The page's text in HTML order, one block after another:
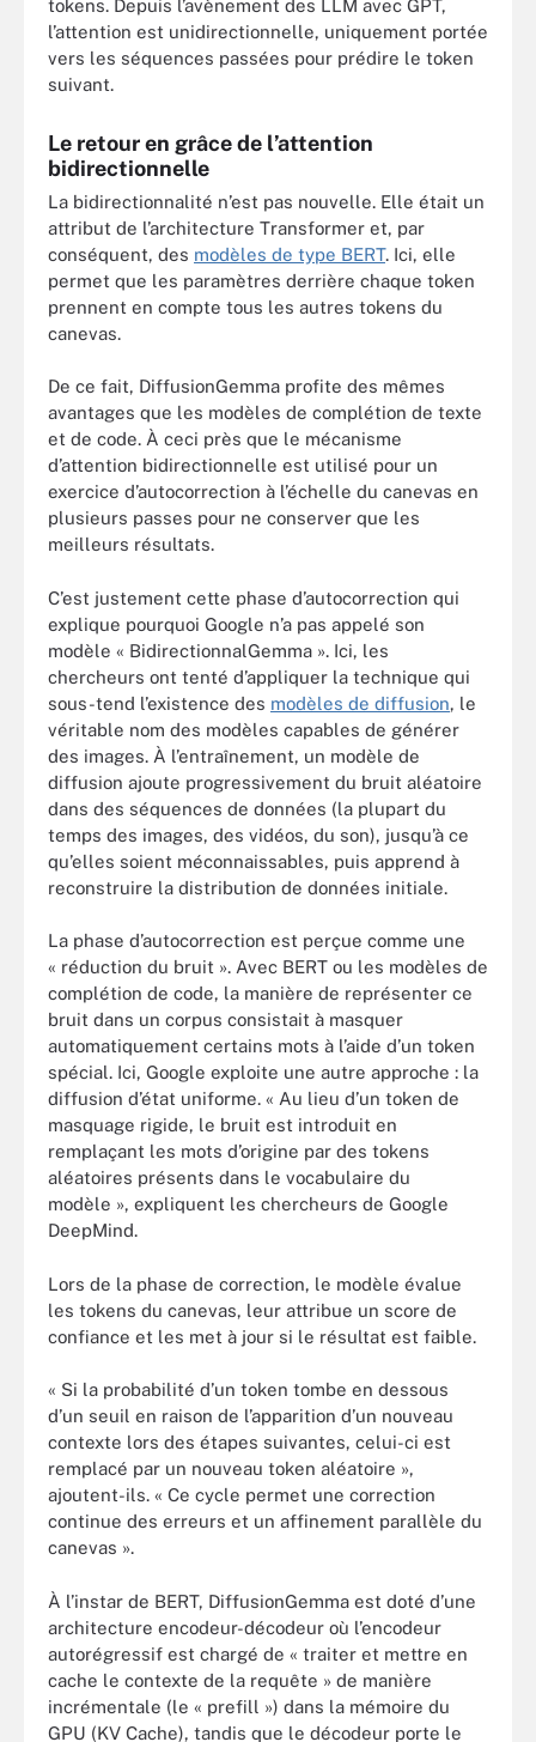
tokens. Depuis l’avènement des LLM avec GPT,
l’attention est unidirectionnelle, uniquement portée
vers les séquences passées pour prédire le token
suivant.
Le retour en grâce de l’attention
bidirectionnelle
La bidirectionnalité n’est pas nouvelle. Elle était un
attribut de l’architecture Transformer et, par
conséquent, des modèles de type BERT. Ici, elle
permet que les paramètres derrière chaque token
prennent en compte tous les autres tokens du
canevas.
De ce fait, DiffusionGemma profite des mêmes
avantages que les modèles de complétion de texte
et de code. À ceci près que le mécanisme
d’attention bidirectionnelle est utilisé pour un
exercice d’autocorrection à l’échelle du canevas en
plusieurs passes pour ne conserver que les
meilleurs résultats.
C’est justement cette phase d’autocorrection qui
explique pourquoi Google n’a pas appelé son
modèle « BidirectionnalGemma ». Ici, les
chercheurs ont tenté d’appliquer la technique qui
sous-tend l’existence des modèles de diffusion, le
véritable nom des modèles capables de générer
des images. À l’entraînement, un modèle de
diffusion ajoute progressivement du bruit aléatoire
dans des séquences de données (la plupart du
temps des images, des vidéos, du son), jusqu’à ce
qu’elles soient méconnaissables, puis apprend à
reconstruire la distribution de données initiale.
La phase d’autocorrection est perçue comme une
« réduction du bruit ». Avec BERT ou les modèles de
complétion de code, la manière de représenter ce
bruit dans un corpus consistait à masquer
automatiquement certains mots à l’aide d’un token
spécial. Ici, Google exploite une autre approche : la
diffusion d’état uniforme. « Au lieu d’un token de
masquage rigide, le bruit est introduit en
remplaçant les mots d’origine par des tokens
aléatoires présents dans le vocabulaire du
modèle », expliquent les chercheurs de Google
DeepMind.
Lors de la phase de correction, le modèle évalue
les tokens du canevas, leur attribue un score de
confiance et les met à jour si le résultat est faible.
« Si la probabilité d’un token tombe en dessous
d’un seuil en raison de l’apparition d’un nouveau
contexte lors des étapes suivantes, celui-ci est
remplacé par un nouveau token aléatoire »,
ajoutent-ils. « Ce cycle permet une correction
continue des erreurs et un affinement parallèle du
canevas ».
À l’instar de BERT, DiffusionGemma est doté d’une
architecture encodeur-décodeur où l’encodeur
autorégressif est chargé de « traiter et mettre en
cache le contexte de la requête » de manière
incrémentale (le « prefill ») dans la mémoire du
GPU (KV Cache), tandis que le décodeur porte le